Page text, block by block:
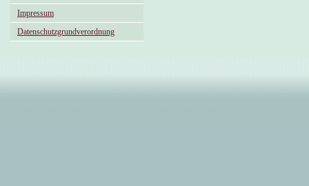
Impressum
Datenschutzgrundverordnung